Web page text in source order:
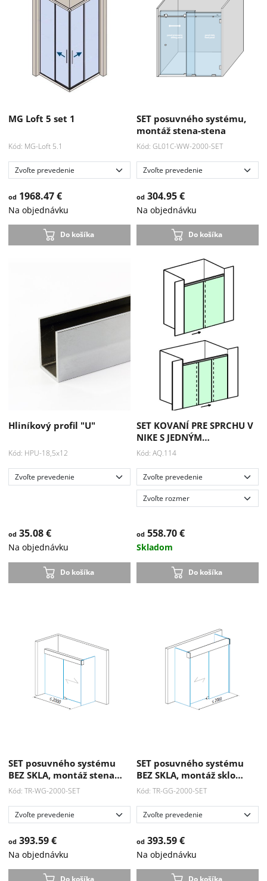
MG Loft 5 set 1
Kód: MG-Loft 5.1
od1968.47 €
Na objednávku
Do košíka
SET posuvného systému,
montáž stena-stena
Kód: GL01C-WW-2000-SET
od 304.95 €
Na objednávku
Do košíka
Hliníkový profil "U"
Kód: HPU-18,5x12
od35.08 €
Na objednávku
Do košíka
SET KOVANÍ PRE SPRCHU V
NIKE S JEDNÝM…
Kód: AQ.114
od 558.70 €
Skladom
Do košíka
SET posuvného systému
BEZ SKLA, montáž stena…
Kód: TR-WG-2000-SET
od393.59 €
Na objednávku
SET posuvného systému
BEZ SKLA, montáž sklo…
Kód: TR-GG-2000-SET
od 393.59 €
Na objednávku